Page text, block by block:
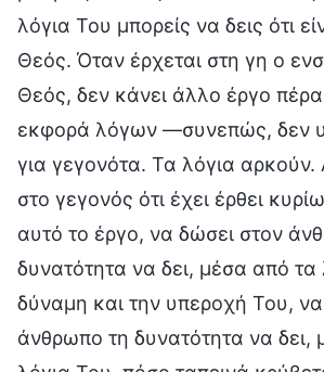
λόγια Του μπορείς να δεις ότι
Θεός. Όταν έρχεται στη γη ο
Θεός, δεν κάνει άλλο έργο
εκφορά λόγων —συνεπώς, δεν
για γεγονότα. Τα λόγια αρκούν.
στο γεγονός ότι έχει έρθει
αυτό το έργο, να δώσει στον
δυνατότητα να δει, μέσα από τα
δύναμη και την υπεροχή Του,
άνθρωπο τη δυνατότητα να δει,